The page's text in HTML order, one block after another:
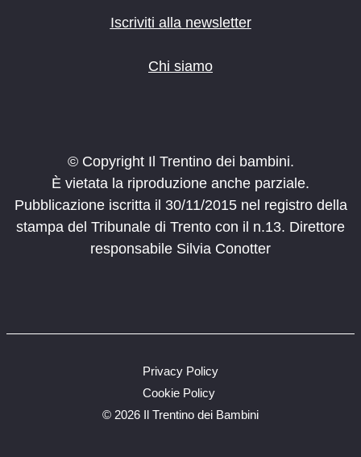
Iscriviti alla newsletter
Chi siamo
© Copyright Il Trentino dei bambini.
È vietata la riproduzione anche parziale.
Pubblicazione iscritta il 30/11/2015 nel registro della
stampa del Tribunale di Trento con il n.13. Direttore
responsabile Silvia Conotter
© 2026 Il Trentino dei Bambini
Privacy Policy
Cookie Policy